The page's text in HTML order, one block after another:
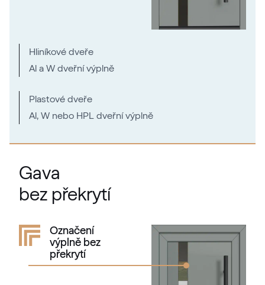
Hliníkové dveře
Al a W dveřní výplně
Plastové dveře
Al, W nebo HPL dveřní výplně
Gava
bez překrytí
Označení
výplně bez
překrytí